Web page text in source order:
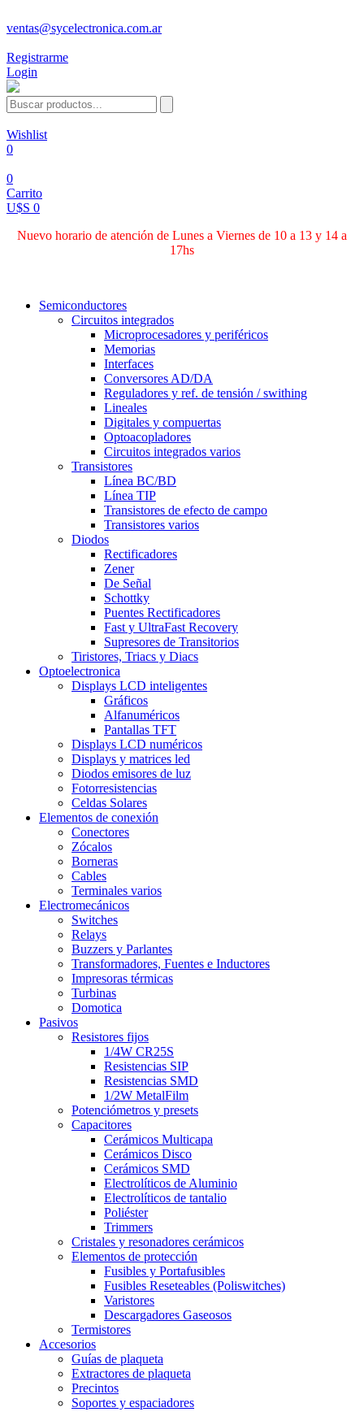
ventas@sycelectronica.com.ar
Registrarme
Login
Wishlist
0
0
Carrito
U$S 0
Nuevo horario de atención de Lunes a Viernes de 10 a 13 y 14 a
17hs
Semiconductores
Circuitos integrados
Microprocesadores y periféricos
Memorias
Interfaces
Conversores AD/DA
Reguladores y ref. de tensión / swithing
Lineales
Digitales y compuertas
Optoacopladores
Circuitos integrados varios
Transistores
Línea BC/BD
Línea TIP
Transistores de efecto de campo
Transistores varios
Diodos
Rectificadores
Zener
De Señal
Schottky
Puentes Rectificadores
Fast y UltraFast Recovery
Supresores de Transitorios
Tiristores, Triacs y Diacs
Optoelectronica
Displays LCD inteligentes
Gráficos
Alfanuméricos
Pantallas TFT
Displays LCD numéricos
Displays y matrices led
Diodos emisores de luz
Fotorresistencias
Celdas Solares
Elementos de conexión
Conectores
Zócalos
Borneras
Cables
Terminales varios
Electromecánicos
Switches
Relays
Buzzers y Parlantes
Transformadores, Fuentes e Inductores
Impresoras térmicas
Turbinas
Domotica
Pasivos
Resistores fijos
1/4W CR25S
Resistencias SIP
Resistencias SMD
1/2W MetalFilm
Potenciómetros y presets
Capacitores
Cerámicos Multicapa
Cerámicos Disco
Cerámicos SMD
Electrolíticos de Aluminio
Electrolíticos de tantalio
Poliéster
Trimmers
Cristales y resonadores cerámicos
Elementos de protección
Fusibles y Portafusibles
Fusibles Reseteables (Poliswitches)
Varistores
Descargadores Gaseosos
Termistores
Accesorios
Guías de plaqueta
Extractores de plaqueta
Precintos
Soportes y espaciadores